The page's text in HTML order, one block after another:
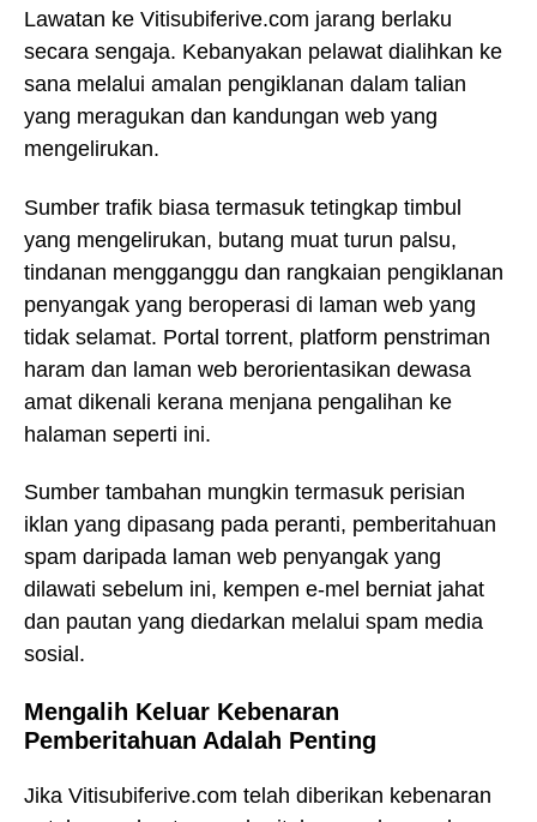
Lawatan ke Vitisubiferive.com jarang berlaku
secara sengaja. Kebanyakan pelawat dialihkan ke
sana melalui amalan pengiklanan dalam talian
yang meragukan dan kandungan web yang
mengelirukan.
Sumber trafik biasa termasuk tetingkap timbul
yang mengelirukan, butang muat turun palsu,
tindanan mengganggu dan rangkaian pengiklanan
penyangak yang beroperasi di laman web yang
tidak selamat. Portal torrent, platform penstriman
haram dan laman web berorientasikan dewasa
amat dikenali kerana menjana pengalihan ke
halaman seperti ini.
Sumber tambahan mungkin termasuk perisian
iklan yang dipasang pada peranti, pemberitahuan
spam daripada laman web penyangak yang
dilawati sebelum ini, kempen e-mel berniat jahat
dan pautan yang diedarkan melalui spam media
sosial.
Mengalih Keluar Kebenaran
Pemberitahuan Adalah Penting
Jika Vitisubiferive.com telah diberikan kebenaran